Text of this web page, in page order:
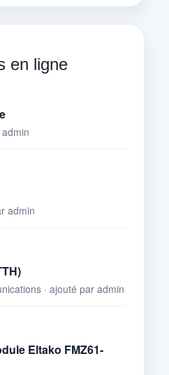
en ligne
admin
· ajouté par admin
Eltako FMZ61-